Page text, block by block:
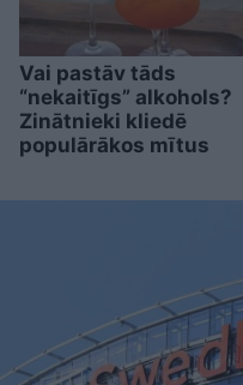
Vai pastāv tāds
“nekaitīgs” alkohols?
Zinātnieki kliedē
populārākos mītus